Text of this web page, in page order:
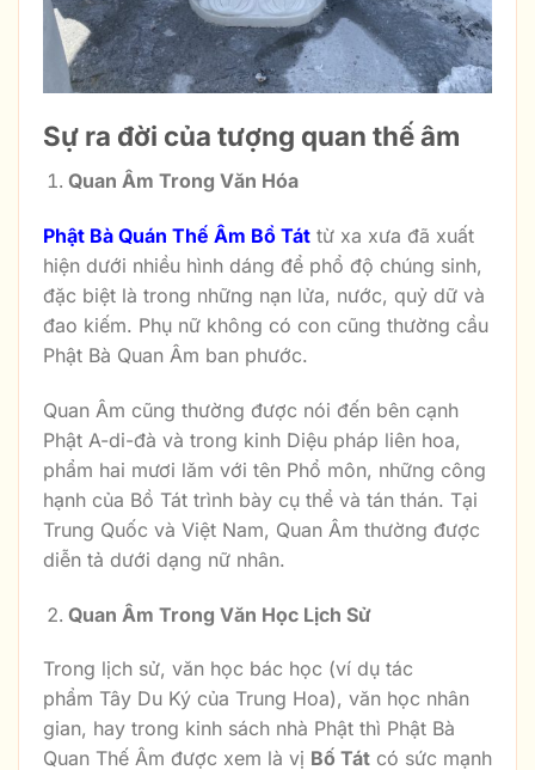
Sự ra đời của tượng quan thế âm
Quan Âm Trong Văn Hóa
Phật Bà Quán Thế Âm Bồ Tát từ xa xưa đã xuất
hiện dưới nhiều hình dáng để phổ độ chúng sinh,
đặc biệt là trong những nạn lửa, nước, quỷ dữ và
đao kiếm. Phụ nữ không có con cũng thường cầu
Phật Bà Quan Âm ban phước.
Quan Âm cũng thường được nói đến bên cạnh
Phật A-di-đà và trong kinh Diệu pháp liên hoa,
phẩm hai mươi lăm với tên Phổ môn, những công
hạnh của Bồ Tát trình bày cụ thể và tán thán. Tại
Trung Quốc và Việt Nam, Quan Âm thường được
diễn tả dưới dạng nữ nhân.
Quan Âm Trong Văn Học Lịch Sử
Trong lịch sử, văn học bác học (ví dụ tác
phẩm Tây Du Ký của Trung Hoa), văn học nhân
gian, hay trong kinh sách nhà Phật thì Phật Bà
Quan Thế Âm được xem là vị Bố Tát có sức mạnh